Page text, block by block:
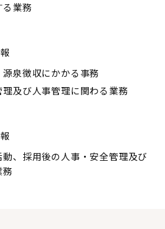
業務
泉徴収にかかる事務
及び人事管理に関わる業務
、採用後の人事・安全管理及び
務